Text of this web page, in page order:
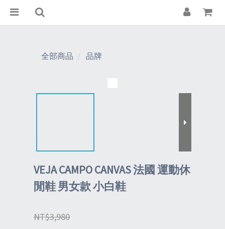
全部商品 品牌
VEJA CAMPO CANVAS 法國 運動休
閒鞋 男女款 小白鞋
NT$3,980